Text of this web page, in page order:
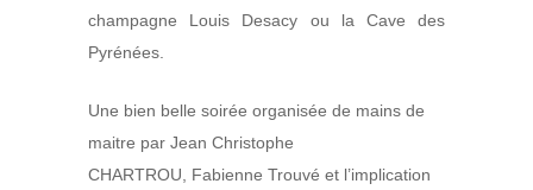
champagne Louis Desacy ou la Cave des
Pyrénées.
Une bien belle soirée organisée de mains de
maitre par Jean Christophe
CHARTROU, Fabienne Trouvé et l’implication